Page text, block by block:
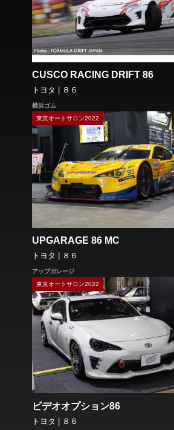
CUSCO RACING DRIFT 86
トヨタ | ８６
横浜ゴム
東京オートサロン2022
UPGARAGE 86 MC
トヨタ | ８６
アップガレージ
東京オートサロン2022
ビデオオプション86
トヨタ | ８６